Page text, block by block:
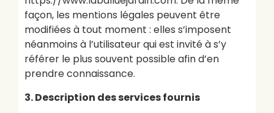
façon, les mentions légales peuvent être
modifiées à tout moment : elles s’imposent
néanmoins à l’utilisateur qui est invité à s’y
référer le plus souvent possible afin d’en
prendre connaissance.
3. Description des services fournis